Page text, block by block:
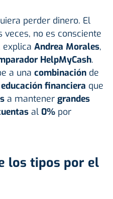
perder dinero. El
no es consciente
explica Andrea Morales,
HelpMyCash.
a una combinación de
financiera que
a mantener grandes
al 0% por
los tipos por el